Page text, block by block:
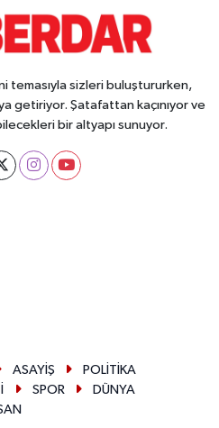
temasıyla sizleri buluştururken,
getiriyor. Şatafattan kaçınıyor ve
bir altyapı sunuyor.
ASAYİŞ
POLİTİKA
SPOR
DÜNYA